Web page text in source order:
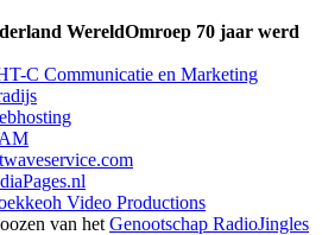
WereldOmroep 70 jaar werd
C Communicatie en Marketing
Video Productions
van het Genootschap RadioJingles